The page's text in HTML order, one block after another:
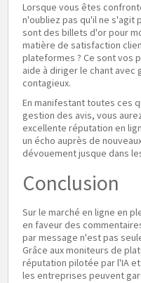
Lorsque vous êtes
n'oubliez pas qu'il ne s'agit
sont des billets d'or pour
matière de satisfaction
plateformes ? Ce sont vos
aide à diriger le chant
contagieux.
En manifestant toutes ces
gestion des avis, vous
excellente réputation en
un écho auprès de
dévouement jusque dans
Conclusion
Sur le marché en ligne en
en faveur des
par message n'est pas
Grâce aux moniteurs de
réputation pilotée par l'IA
les entreprises peuvent